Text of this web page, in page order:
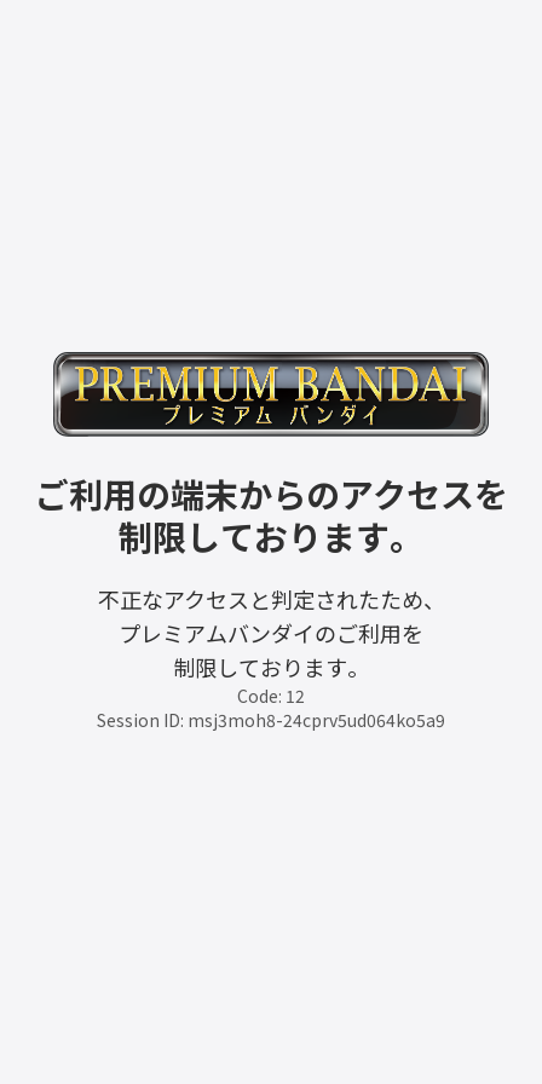
ご利用の端末からのアクセスを
制限しております。
不正なアクセスと判定されたため、
プレミアムバンダイのご利用を
制限しております。
Code: 12
Session ID: msj3moh8-24cprv5ud064ko5a9